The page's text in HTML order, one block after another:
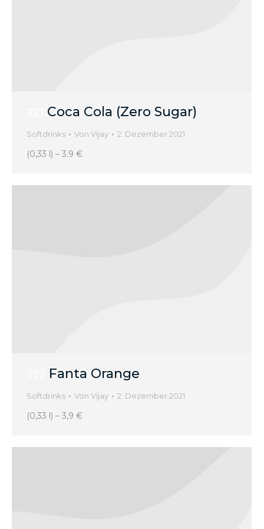
Coca Cola (Zero Sugar)
Softdrinks Von Vijay 2. Dezember 2021
(0,33 l) – 3.9 €
Fanta Orange
Softdrinks Von Vijay 2. Dezember 2021
(0,33 l) – 3,9 €